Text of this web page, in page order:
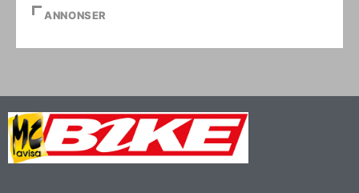
ANNONSER